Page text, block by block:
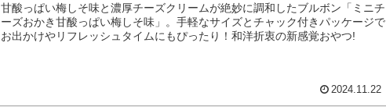
甘酸っぱい梅しそ味と濃厚チーズクリームが絶妙に調和したブルボン「ミニチ
ーズおかき甘酸っぱい梅しそ味」。手軽なサイズとチャック付きパッケージで
お出かけやリフレッシュタイムにもぴったり！和洋折衷の新感覚おやつ!
2024.11.22